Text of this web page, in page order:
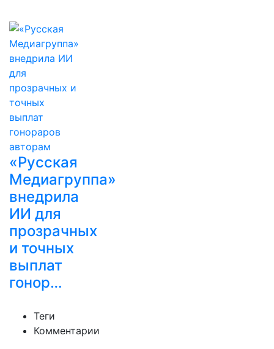
«Русская
Медиагруппа»
внедрила
ИИ для
прозрачных
и точных
выплат
гонор…
Теги
Комментарии